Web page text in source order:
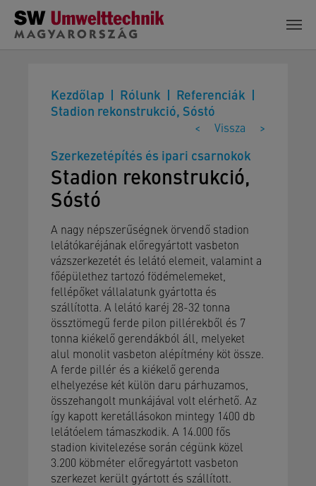
Skip to main content
Kezdőlap Rólunk
Referenciák
Stadion rekonstrukció, Sóstó
< Vissza >
Szerkezetépítés és ipari csarnokok
Stadion rekonstrukció,
Sóstó
A nagy népszerűségnek örvendő stadion
lelátókaréjának előregyártott vasbeton
vázszerkezetét és lelátó elemeit, valamint a
főépülethez tartozó födémelemeket,
fellépőket vállalatunk gyártotta és
szállította. A lelátó karéj 28-32 tonna
össztömegű ferde pilon pillérekből és 7
tonna kiékelő gerendákból áll, melyeket
alul monolit vasbeton alépítmény köt össze.
A ferde pillér és a kiékelő gerenda
elhelyezése két külön daru párhuzamos,
összehangolt munkájával volt elérhető. Az
így kapott keretállásokon mintegy 1400 db
lelátóelem támaszkodik. A 14.000 fős
stadion kivitelezése során cégünk közel
3.200 köbméter előregyártott vasbeton
szerkezet került gyártott és szállított.